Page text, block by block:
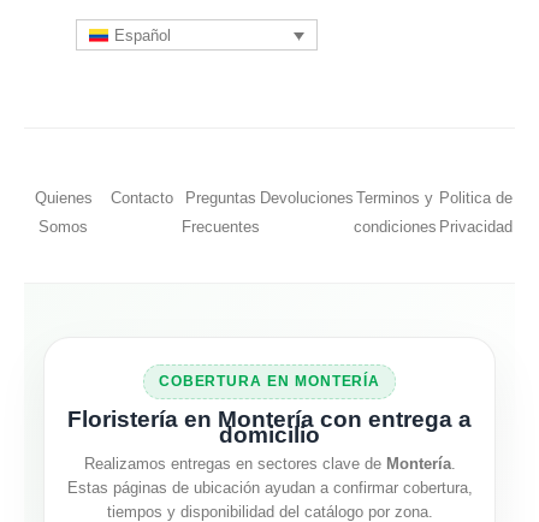
Español
Quienes
Somos
Contacto
Preguntas
Frecuentes
Devoluciones Terminos y
condiciones
Politica de
Privacidad
COBERTURA EN MONTERÍA
Floristería en Montería con entrega a
domicilio
Realizamos entregas en sectores clave de Montería.
Estas páginas de ubicación ayudan a confirmar cobertura,
tiempos y disponibilidad del catálogo por zona.